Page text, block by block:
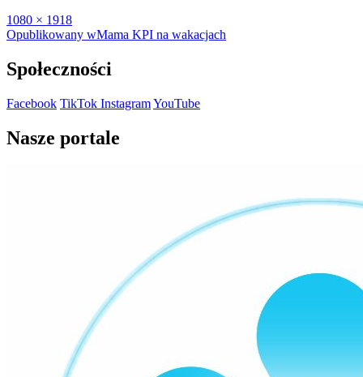
Full
size
1080 × 1918
Nawigacja
wpisu
Opublikowany wMama KPI na wakacjach
Społeczności
Facebook TikTok InstagramYouTube
Nasze portale